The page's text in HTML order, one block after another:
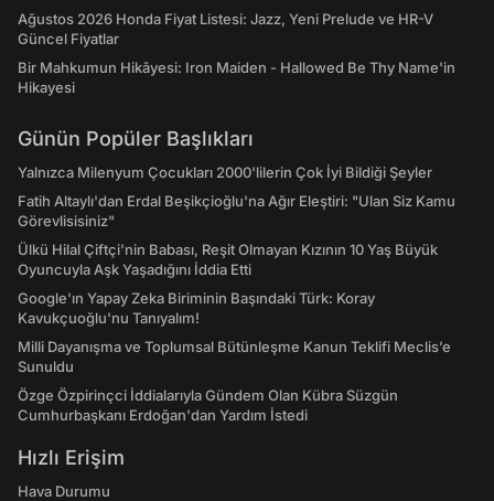
Ağustos 2026 Honda Fiyat Listesi: Jazz, Yeni Prelude ve HR-V
Güncel Fiyatlar
Bir Mahkumun Hikâyesi: Iron Maiden - Hallowed Be Thy Name'in
Hikayesi
Günün Popüler Başlıkları
Yalnızca Milenyum Çocukları 2000'lilerin Çok İyi Bildiği Şeyler
Fatih Altaylı'dan Erdal Beşikçioğlu'na Ağır Eleştiri: "Ulan Siz Kamu
Görevlisisiniz"
Ülkü Hilal Çiftçi'nin Babası, Reşit Olmayan Kızının 10 Yaş Büyük
Oyuncuyla Aşk Yaşadığını İddia Etti
Google'ın Yapay Zeka Biriminin Başındaki Türk: Koray
Kavukçuoğlu'nu Tanıyalım!
Milli Dayanışma ve Toplumsal Bütünleşme Kanun Teklifi Meclis’e
Sunuldu
Özge Özpirinçci İddialarıyla Gündem Olan Kübra Süzgün
Cumhurbaşkanı Erdoğan'dan Yardım İstedi
Hızlı Erişim
Hava Durumu